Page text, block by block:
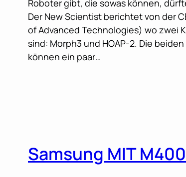
Roboter gibt, die sowas können,
Der New Scientist berichtet von der
of Advanced Technologies) wo zwei
sind: Morph3 und HOAP-2. Die
können ein paar…
Samsung MIT M400